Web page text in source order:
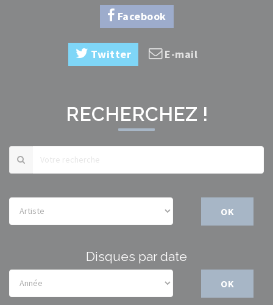
Facebook
Twitter E-mail
RECHERCHEZ !
OK
Disques par date
OK